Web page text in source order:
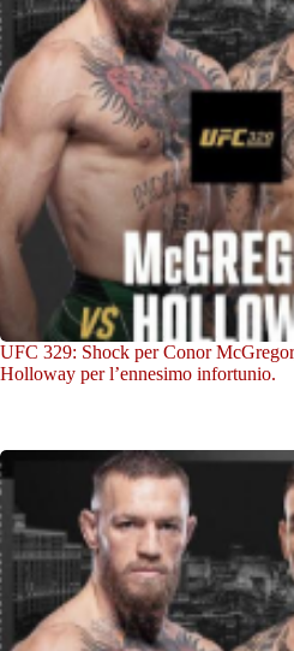
UFC 329: Shock per Conor
Holloway per l’ennesimo infortunio.